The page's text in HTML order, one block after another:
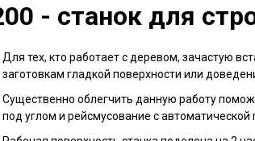
- станок для
Для тех, кто работает с деревом, зачастую
заготовкам гладкой поверхности или
Существенно облегчить данную работу
под углом и рейсмусование с автоматической